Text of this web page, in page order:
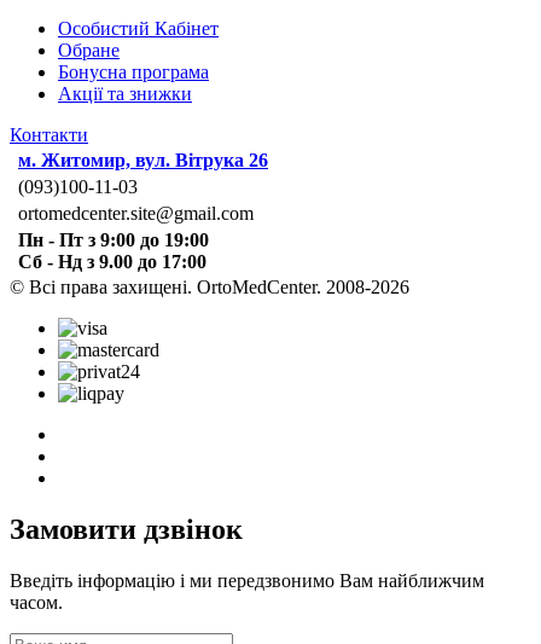
Особистий Кабінет
Обране
Бонусна програма
Акції та знижки
Контакти
м. Житомир, вул. Вітрука 26
(093)100-11-03
ortomedcenter.site@gmail.com
Пн - Пт з 9:00 до 19:00
Сб - Нд з 9.00 до 17:00
© Всі права захищені. OrtoMedCenter. 2008-2026
Замовити дзвінок
Введіть інформацію і ми передзвонимо Вам найближчим
часом.